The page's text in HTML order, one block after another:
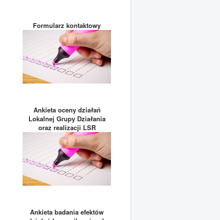
Formularz kontaktowy
Ankieta oceny działań
Lokalnej Grupy Działania
oraz realizacji LSR
Ankieta badania efektów